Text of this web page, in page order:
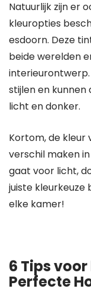
Natuurlijk zijn er
kleuropties
esdoorn. Deze
beide werelden
interieurontwerp.
stijlen en
licht en donker.
Kortom, de kleur
verschil maken
gaat voor licht,
juiste kleurkeuze
elke kamer!
6 Tips
Perfecte